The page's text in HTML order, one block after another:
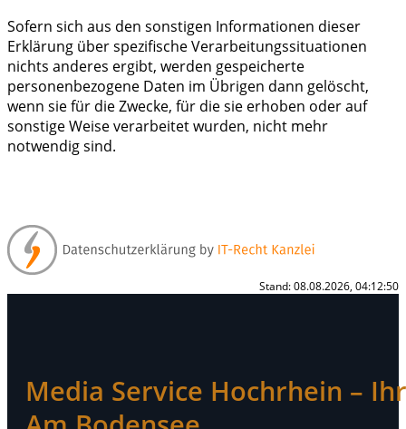
Sofern sich aus den sonstigen Informationen dieser
Erklärung über spezifische Verarbeitungssituationen
nichts anderes ergibt, werden gespeicherte
personenbezogene Daten im Übrigen dann gelöscht,
wenn sie für die Zwecke, für die sie erhoben oder auf
sonstige Weise verarbeitet wurden, nicht mehr
notwendig sind.
Stand: 08.08.2026, 04:12:50
Media Service Hochrhein –